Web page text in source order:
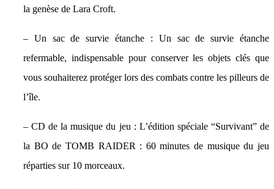
la genèse de Lara Croft.
– Un sac de survie étanche : Un sac de survie étanche
refermable, indispensable pour conserver les objets clés que
vous souhaiterez protéger lors des combats contre les pilleurs de
l’île.
– CD de la musique du jeu : L’édition spéciale “Survivant” de
la BO de TOMB RAIDER : 60 minutes de musique du jeu
réparties sur 10 morceaux.